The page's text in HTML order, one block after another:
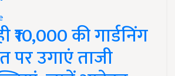
₹10,000 की गार्डनिंग
उगाएं ताजी